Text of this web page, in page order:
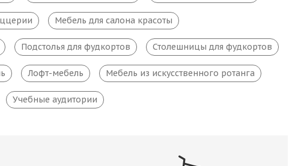
Мебель для салона красоты
Подстолья для фудкортов Столешницы для фудкортов
Лофт-мебель Мебель из искусственного ротанга
Учебные аудитории